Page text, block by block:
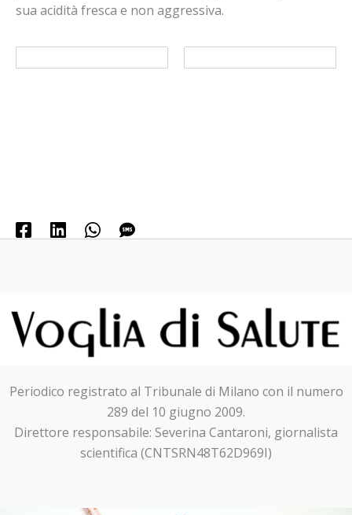
sua acidità fresca e non aggressiva.
Periodico registrato al Tribunale di Milano con il numero
289 del 10 giugno 2009.
Direttore responsabile: Severina Cantaroni, giornalista
scientifica (CNTSRN48T62D969I)